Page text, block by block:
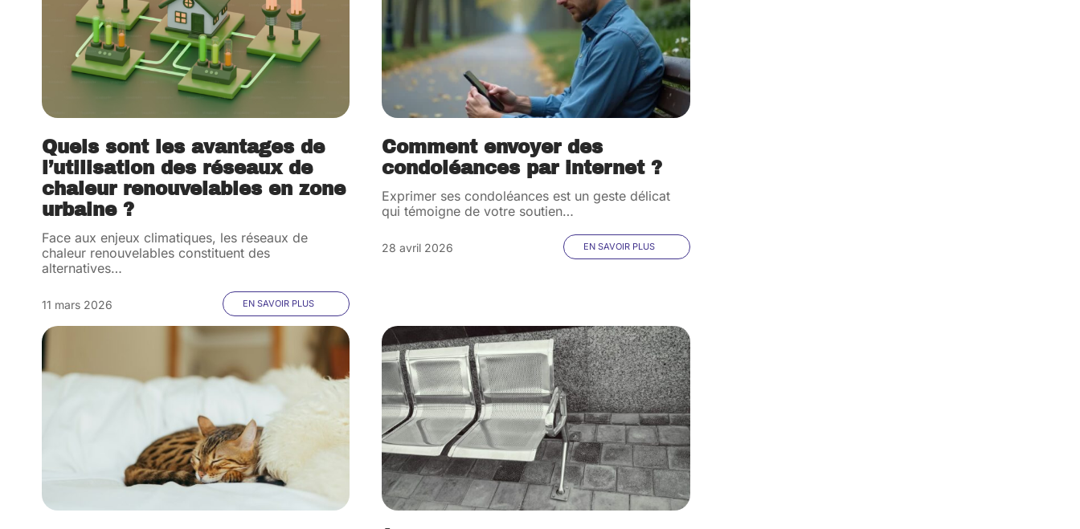
Quels sont les avantages de
l’utilisation des réseaux de
chaleur renouvelables en zone
urbaine ?
Face aux enjeux climatiques, les réseaux de
chaleur renouvelables constituent des
alternatives…
11 mars 2026 EN SAVOIR PLUS
Comment envoyer des
condoléances par internet ?
Exprimer ses condoléances est un geste délicat
qui témoigne de votre soutien…
28 avril 2026 EN SAVOIR PLUS